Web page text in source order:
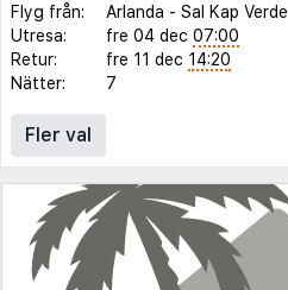
Flyg från: Arlanda - Sal Kap Verde
Utresa:
fre 04 dec 07:00
Retur:
fre 11 dec 14:20
Nätter:
7
Fler val